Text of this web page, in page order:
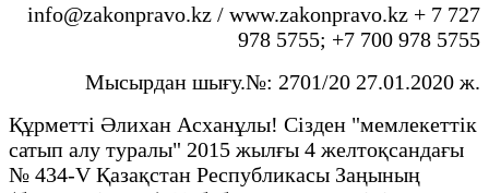
info@zakonpravo.kz / www.zakonpravo.kz + 7 727
978 5755; +7 700 978 5755
Мысырдан шығу.№: 2701/20 27.01.2020 ж.
Құрметті Әлихан Асханұлы! Сізден "мемлекеттік
сатып алу туралы" 2015 жылғы 4 желтоқсандағы
№ 434-V Қазақстан Республикасы Заңының